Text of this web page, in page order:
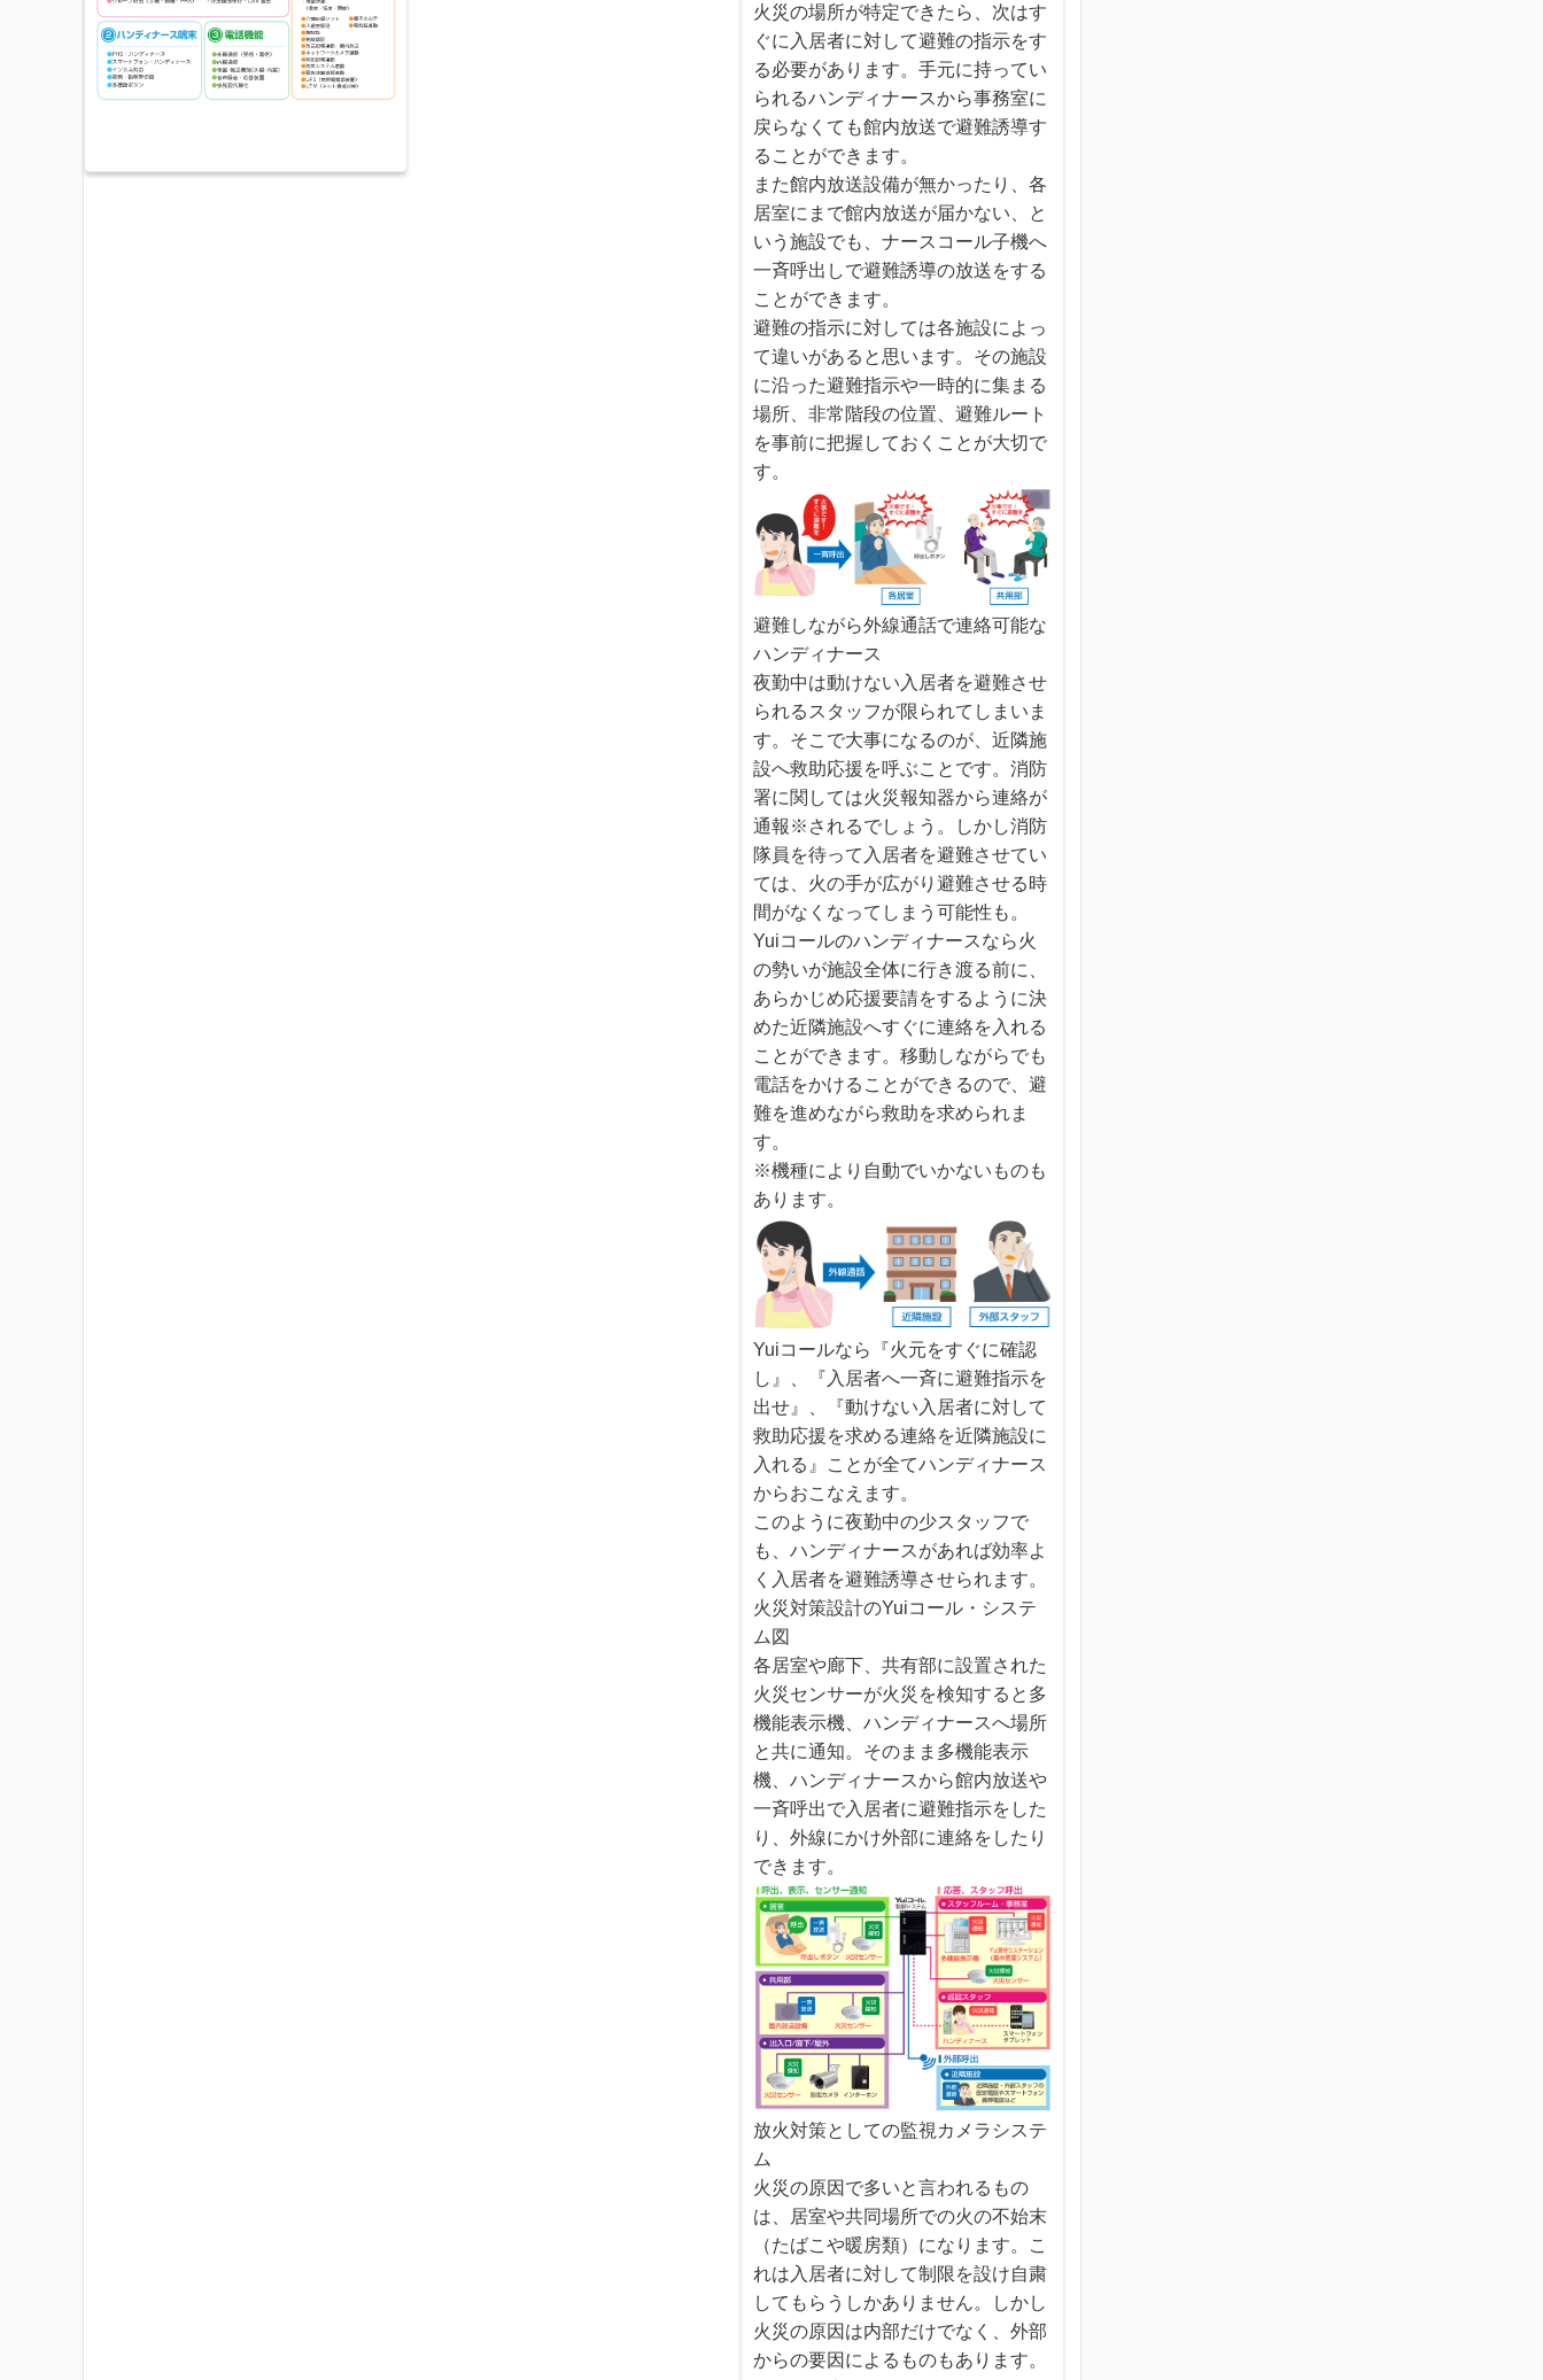
火災の場所が特定できたら、次はす
ぐに入居者に対して避難の指示をす
る必要があります。手元に持ってい
られるハンディナースから事務室に
戻らなくても館内放送で避難誘導す
ることができます。
また館内放送設備が無かったり、各
居室にまで館内放送が届かない、と
いう施設でも、ナースコール子機へ
一斉呼出しで避難誘導の放送をする
ことができます。
避難の指示に対しては各施設によっ
て違いがあると思います。その施設
に沿った避難指示や一時的に集まる
場所、非常階段の位置、避難ルート
を事前に把握しておくことが大切で
す。
避難しながら外線通話で連絡可能な
ハンディナース
夜勤中は動けない入居者を避難させ
られるスタッフが限られてしまいま
す。そこで大事になるのが、近隣施
設へ救助応援を呼ぶことです。消防
署に関しては火災報知器から連絡が
通報※されるでしょう。しかし消防
隊員を待って入居者を避難させてい
ては、火の手が広がり避難させる時
間がなくなってしまう可能性も。
Yuiコールのハンディナースなら火
の勢いが施設全体に行き渡る前に、
あらかじめ応援要請をするように決
めた近隣施設へすぐに連絡を入れる
ことができます。移動しながらでも
電話をかけることができるので、避
難を進めながら救助を求められま
す。
※機種により自動でいかないものも
あります。
Yuiコールなら『火元をすぐに確認
し』、『入居者へ一斉に避難指示を
出せ』、『動けない入居者に対して
救助応援を求める連絡を近隣施設に
入れる』ことが全てハンディナース
からおこなえます。
このように夜勤中の少スタッフで
も、ハンディナースがあれば効率よ
く入居者を避難誘導させられます。
火災対策設計のYuiコール・システ
ム図
各居室や廊下、共有部に設置された
火災センサーが火災を検知すると多
機能表示機、ハンディナースへ場所
と共に通知。そのまま多機能表示
機、ハンディナースから館内放送や
一斉呼出で入居者に避難指示をした
り、外線にかけ外部に連絡をしたり
できます。
放火対策としての監視カメラシステ
ム
火災の原因で多いと言われるもの
は、居室や共同場所での火の不始末
（たばこや暖房類）になります。こ
れは入居者に対して制限を設け自粛
してもらうしかありません。しかし
火災の原因は内部だけでなく、外部
からの要因によるものもあります。